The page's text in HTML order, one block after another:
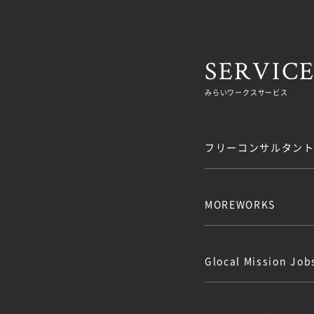
みらいワークスサービス
フリーコンサルタン
MOREWORKS
Glocal Mission